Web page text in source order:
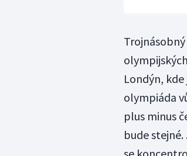
Londýn,
olympiáda
plus minus
bude